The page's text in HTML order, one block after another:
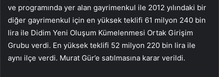
ve programında yer alan gayrimenkul ile 2012 yılındaki bir
diğer gayrimenkul için en yüksek teklifi 61 milyon 240 bin
lira ile Didim Yeni Oluşum Kümelenmesi Ortak Girişim
Grubu verdi. En yüksek teklifi 52 milyon 220 bin lira ile
aynı ilçe verdi. Murat Gür’e satılmasına karar verildi.